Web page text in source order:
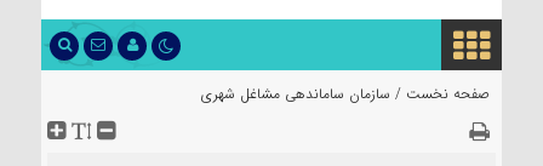
صفحه نخست / سازمان ساماندهی مشاغل شهری